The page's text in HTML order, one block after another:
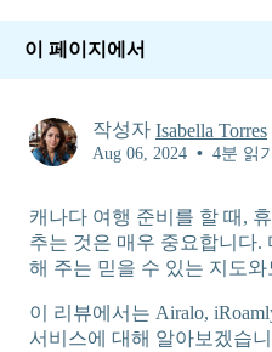
이 페이지에서
작성자 Isabella Torres
Aug 06, 2024 • 4분 읽기
캐나다 여행 준비를 할 때,
추는 것은 매우 중요합니다.
해 주는 믿을 수 있는 지도와
이 리뷰에서는 Airalo,
서비스에 대해 알아보겠습